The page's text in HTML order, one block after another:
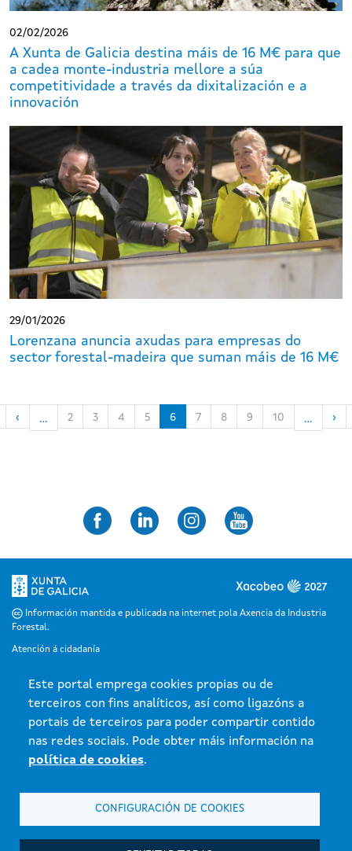
Este portal emprega cookies propias ou de
terceiros con fins analíticos, así como ligazóns a
portais de terceiros para poder compartir contido
nas redes sociais. Pode obter máis información na
política de cookies.
CONFIGURACIÓN DE COOKIES
02/02/2026
A Xunta de Galicia destina máis de 16 M€ para que
a cadea monte-industria mellore a súa
competitividade a través da dixitalización e a
innovación
29/01/2026
Lorenzana anuncia axudas para empresas do
sector forestal-madeira que suman máis de 16 M€
page
‹ Páxina anterior
… 2 3 4 5 6 7 8 9 10 … ›
Información mantida e publicada na internet pola Axencia da Industria
Forestal.
Atención á cidadanía
Aviso Legal
Mapa do portal